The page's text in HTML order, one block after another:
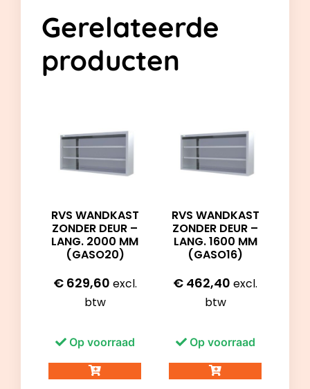
Gerelateerde
producten
RVS WANDKAST
ZONDER DEUR –
LANG. 2000 MM
(GASO20)
€629,60 excl.
btw
Op voorraad
RVS WANDKAST
ZONDER DEUR –
LANG. 1600 MM
(GASO16)
€ 462,40 excl.
btw
Op voorraad